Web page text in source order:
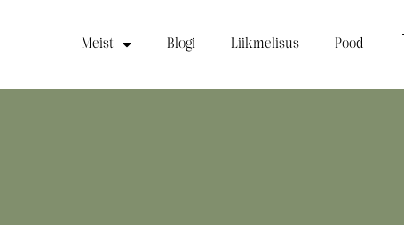
Meist Blogi Liikmelisus Pood